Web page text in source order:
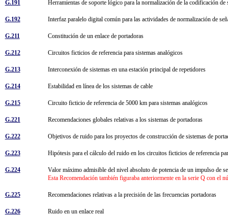
G.191 Herramientas de soporte lógico para la normalización de la codificación
G.192 Interfaz paralelo digital común para las actividades de normalización de
G.211 Constitución de un enlace de portadoras
G.212 Circuitos ficticios de referencia para sistemas analógicos
G.213 Interconexión de sistemas en una estación principal de repetidores
G.214 Estabilidad en línea de los sistemas de cable
G.215 Circuito ficticio de referencia de 5000 km para sistemas analógicos
G.221 Recomendaciones globales relativas a los sistemas de portadoras
G.222 Objetivos de ruido para los proyectos de construcción de sistemas de
G.223 Hipótesis para el cálculo del ruido en los circuitos ficticios de referencia
G.224
Valor máximo admisible del nivel absoluto de potencia de un impulso de
Esta Recomendación también figuraba anteriormente en la serie Q con el
G.225 Recomendaciones relativas a la precisión de las frecuencias portadoras
G.226 Ruido en un enlace real